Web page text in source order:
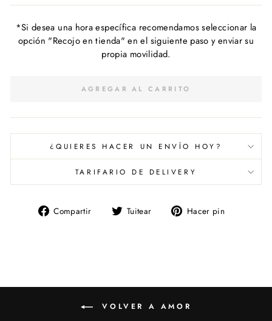
*Si desea una hora específica recomendamos seleccionar la
opción "Recojo en tienda" en el siguiente paso y enviar su
propia movilidad.
AGREGAR AL CARRITO
¿QUIERES HACER UN ENVÍO HOY?
TARIFARIO DE DELIVERY
Compartir
CompartirTuitear
Tuitear Hacer pin
VOLVER A AMOR